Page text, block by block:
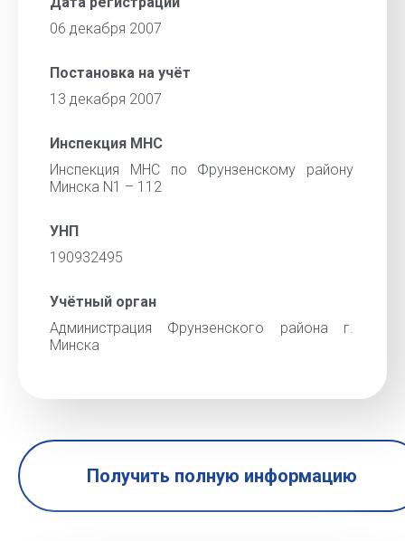
06 декабря 2007
Постановка на учёт
13 декабря 2007
Инспекция МНС
Инспекция МНС по Фрунзенскому району
Минска N1 – 112
УНП
190932495
Учётный орган
Администрация Фрунзенского района г.
Минска
Получить полную информацию